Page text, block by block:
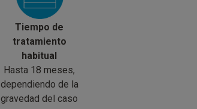
Tiempo de
tratamiento
habitual
Hasta 18 meses,
dependiendo de la
gravedad del caso